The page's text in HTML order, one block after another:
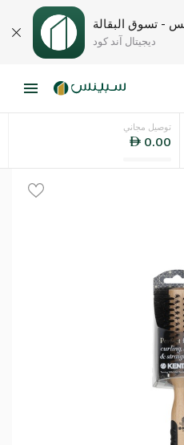
- تسوق البقالة
ديجيتال آند كود
اللغةتوصيل مجاني
0.00